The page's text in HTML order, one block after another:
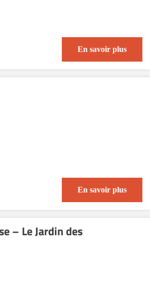
En savoir plus
En savoir plus
– Le Jardin des